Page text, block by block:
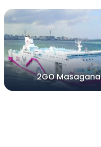
2GO Masagana